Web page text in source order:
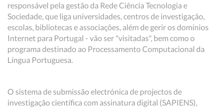
responsável pela gestão da Rede Ciência Tecnologia e
Sociedade, que liga universidades, centros de investigação,
escolas, bibliotecas e associações, além de gerir os domínios
Internet para Portugal - vão ser "visitadas", bem como o
programa destinado ao Processamento Computacional da
Língua Portuguesa.
O sistema de submissão electrónica de projectos de
investigação científica com assinatura digital (SAPIENS),